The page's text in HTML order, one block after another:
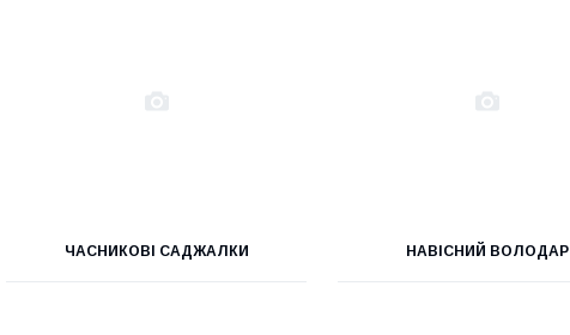
ЧАСНИКОВІ САДЖАЛКИ НАВІСНИЙ ВОЛОДАР